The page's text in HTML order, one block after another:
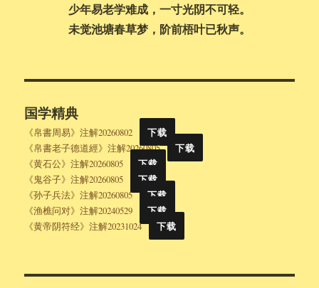
少年易老学难成，一寸光阴不可轻。
未觉池塘春草梦，阶前梧叶已秋声。
国学精典
《帛書周易》注解20260802
下载
《帛書老子德道經》注解20260805
下载
《黄石公》注解20260805
下载
《鬼谷子》注解20260805
下载
《孙子兵法》注解20260805
下载
《渔樵问对》注解20240529
下载
《黄帝阴符经》注解20231024
下载